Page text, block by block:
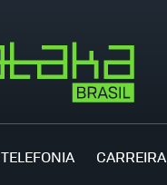
TELEFONIA CARREIRA